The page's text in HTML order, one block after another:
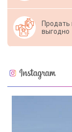
Продать
выгодно